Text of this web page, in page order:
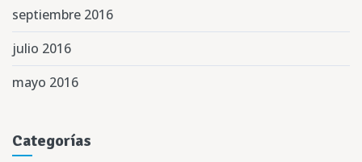
septiembre 2016
julio 2016
mayo 2016
Categorías